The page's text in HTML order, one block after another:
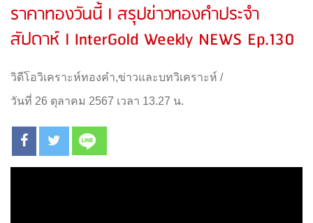
ราคาทองวันนี้ l สรุปข่าวทองคำประจำ
สัปดาห์ l InterGold Weekly NEWS Ep.130
วิดีโอวิเคราะห์ทองคำ,ข่าวและบทวิเคราะห์ /
วันที่ 26 ตุลาคม 2567 เวลา 13.27 น.